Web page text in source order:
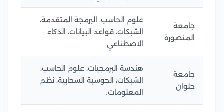
جامعة
المنصورة
علوم الحاسب، البرمجة المتقدمة،
الشبكات، قواعد البيانات، الذكاء
الاصطناعي.
جامعة
حلوان
هندسة البرمجيات، علوم الحاسب،
الشبكات، الحوسبة السحابية، نظم
المعلومات.